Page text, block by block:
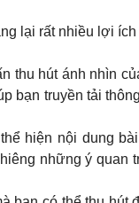
lại rất nhiều lợi
thu hút ánh nhìn
bạn truyền tải
hiện nội dung
những ý